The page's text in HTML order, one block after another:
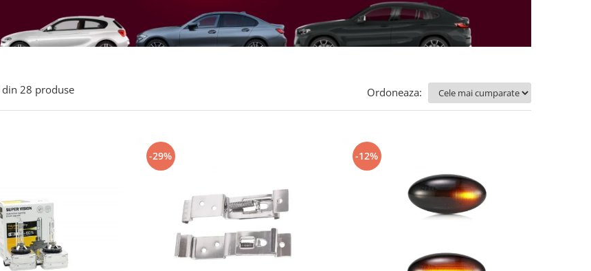
din 28 produse Ordoneaza:
-29% -12%